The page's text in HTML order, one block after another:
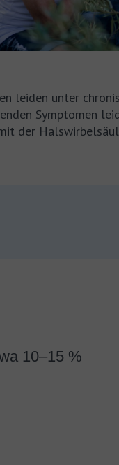
leiden unter
Symptomen
der
10–15 %